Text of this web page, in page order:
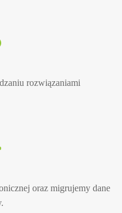
rozwiązaniami
oraz migrujemy dane